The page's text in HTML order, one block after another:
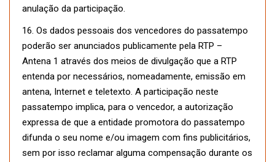
anulação da participação.
16. Os dados pessoais dos vencedores do passatempo
poderão ser anunciados publicamente pela RTP –
Antena 1 através dos meios de divulgação que a RTP
entenda por necessários, nomeadamente, emissão em
antena, Internet e teletexto. A participação neste
passatempo implica, para o vencedor, a autorização
expressa de que a entidade promotora do passatempo
difunda o seu nome e/ou imagem com fins publicitários,
sem por isso reclamar alguma compensação durante os